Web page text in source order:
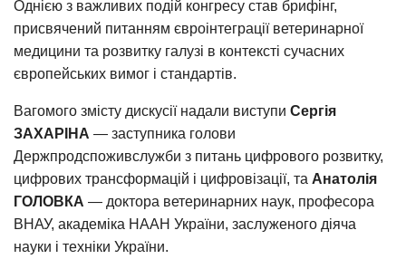
Однією з важливих подій конгресу став брифінг,
присвячений питанням євроінтеграції ветеринарної
медицини та розвитку галузі в контексті сучасних
європейських вимог і стандартів.
Вагомого змісту дискусії надали виступи Сергія
ЗАХАРІНА — заступника голови
Держпродспоживслужби з питань цифрового розвитку,
цифрових трансформацій і цифровізації, та Анатолія
ГОЛОВКА — доктора ветеринарних наук, професора
ВНАУ, академіка НААН України, заслуженого діяча
науки і техніки України.